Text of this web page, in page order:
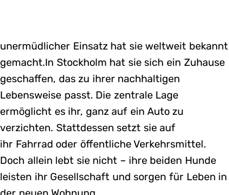
unermüdlicher Einsatz hat sie weltweit bekannt
gemacht.In Stockholm hat sie sich ein Zuhause
geschaffen, das zu ihrer nachhaltigen
Lebensweise passt. Die zentrale Lage
ermöglicht es ihr, ganz auf ein Auto zu
verzichten. Stattdessen setzt sie auf
ihr Fahrrad oder öffentliche Verkehrsmittel.
Doch allein lebt sie nicht – ihre beiden Hunde
leisten ihr Gesellschaft und sorgen für Leben in